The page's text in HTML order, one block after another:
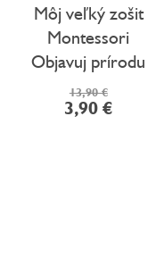
Môj veľký zošit
Montessori
Objavuj prírodu
13,90 €
3,90 €